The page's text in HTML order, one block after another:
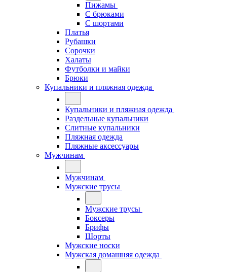
Пижамы
С брюками
С шортами
Платья
Рубашки
Сорочки
Халаты
Футболки и майки
Брюки
Купальники и пляжная одежда
Купальники и пляжная одежда
Раздельные купальники
Слитные купальники
Пляжная одежда
Пляжные аксессуары
Мужчинам
Мужчинам
Мужские трусы
Мужские трусы
Боксеры
Брифы
Шорты
Мужские носки
Мужская домашняя одежда